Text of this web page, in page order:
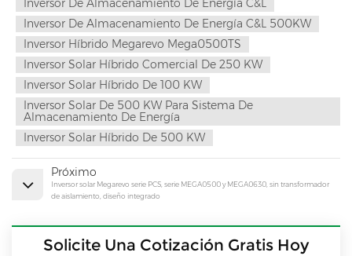
Inversor De Almacenamiento De Energía C&l
Inversor De Almacenamiento De Energía C&l 500KW
Inversor Híbrido Megarevo Mega0500TS
Inversor Solar Híbrido Comercial De 250 KW
Inversor Solar Híbrido De 100 KW
Inversor Solar De 500 KW Para Sistema De
Almacenamiento De Energía
Inversor Solar Híbrido De 500 KW
Próximo
Inversor solar Megarevo serie PCS, serie MEGA0500 y MEGA0630, sin transformador
de aislamiento, diseño integrado
Solicite Una Cotización Gratis Hoy